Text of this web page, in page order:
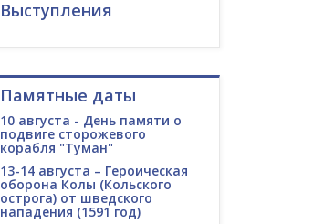
Выступления
Памятные даты
10 августа - День памяти о
подвиге сторожевого
корабля "Туман"
13-14 августа – Героическая
оборона Колы (Кольского
острога) от шведского
нападения (1591 год)